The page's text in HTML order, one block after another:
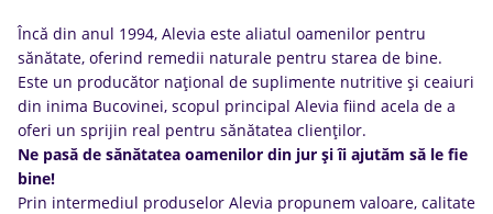
Încă din anul 1994, Alevia este aliatul oamenilor pentru
sănătate, oferind remedii naturale pentru starea de bine.
Este un producător național de suplimente nutritive și ceaiuri
din inima Bucovinei, scopul principal Alevia fiind acela de a
oferi un sprijin real pentru sănătatea clienților.
Ne pasă de sănătatea oamenilor din jur și îi ajutăm să le fie
bine!
Prin intermediul produselor Alevia propunem valoare, calitate